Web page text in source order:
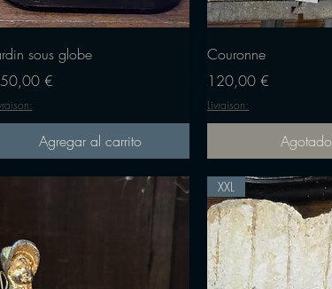
Vista rápida
sous globe
€
Agregar al carrito
Couronne
Precio
120,00 €
Livraison:
Agotado
XXL